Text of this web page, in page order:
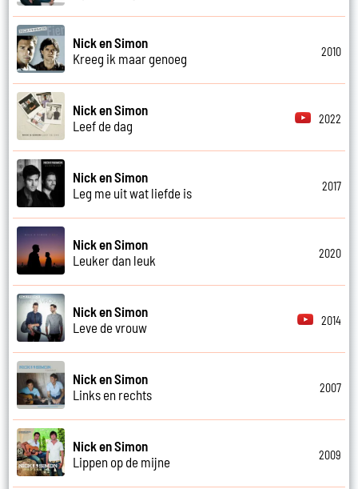
Nick en Simon
Kreeg ik maar genoeg
2010
Nick en Simon
Leef de dag
2022
Nick en Simon
Leg me uit wat liefde is
2017
Nick en Simon
Leuker dan leuk
2020
Nick en Simon
Leve de vrouw
2014
Nick en Simon
Links en rechts
2007
Nick en Simon
Lippen op de mijne
2009